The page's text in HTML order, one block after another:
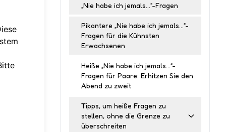
„Nie habe ich jemals…“-Fragen
Pikantere „Nie habe ich jemals…“-
Fragen für die Kühnsten
Erwachsenen
Heiße „Nie habe ich jemals…“-
Fragen für Paare: Erhitzen Sie den
Abend zu zweit
Tipps, um heiße Fragen zu
stellen, ohne die Grenze zu
überschreiten